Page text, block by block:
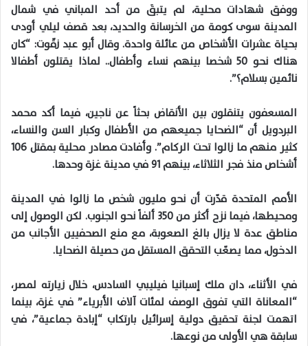
ووفق شهادات محلية، لم يتبقَ من أحد المباني في شمال
المدينة سوى كومة من الخرسانة والحديد، بعد قصف ليلي أودى
بحياة عشرات الأشخاص من عائلة واحدة. وقال أبو عبد زقّوت: “كان
هناك نحو 50 شخصا بينهم نساء وأطفال.. لماذا يقتلون أطفالا
نائمين بسلام؟”.
المسعفون يتنقلون بين الأنقاض بحثاً عن ناجين، فيما أكد محمد
البردويل أن “الضحايا جميعهم من الأطفال وكبار السن والنساء،
كثير منهم ما زالوا تحت الركام”. وأفادت مصادر محلية بمقتل 106
أشخاص منذ فجر الثلاثاء، بينهم 91 في مدينة غزة وحدها.
الأمم المتحدة قدّرت أن نحو مليون شخص ما زالوا في المدينة
ومحيطها، فيما نزح أكثر من 350 ألفاً نحو الجنوب. لكن الوصول إلى
مناطق عدة لا يزال بالغ الصعوبة، مع منع الصحفيين الأجانب من
الدخول، مما يصعّب التحقق المستقل من حصيلة الضحايا.
في الأثناء، دان ملك إسبانيا فيليبي السادس، خلال زيارته لمصر،
“المعاناة التي تفوق الوصف لمئات آلاف الأبرياء” في غزة، بينما
اتهمت لجنة تحقيق دولية إسرائيل بارتكاب “إبادة جماعية”، في
سابقة هي الأولى من نوعها.